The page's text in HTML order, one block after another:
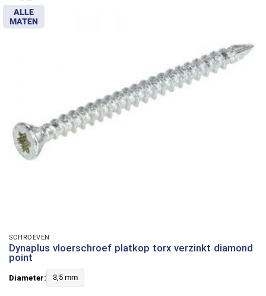
ALLE
MATEN
SCHROEVEN
Dynaplus vloerschroef platkop torx verzinkt diamond
point
Diameter: 3,5 mm